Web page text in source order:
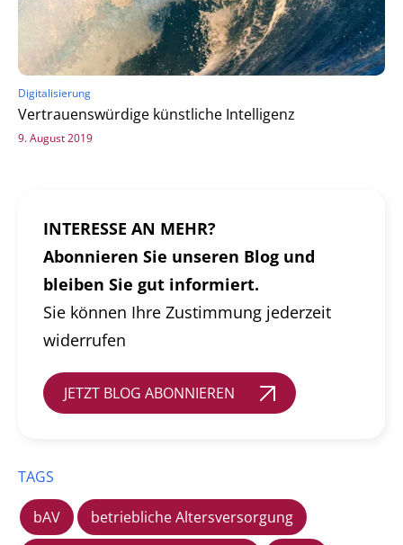
Digitalisierung
Vertrauenswürdige künstliche Intelligenz
9. August 2019
INTERESSE AN MEHR?
Abonnieren Sie unseren Blog und
bleiben Sie gut informiert.
Sie können Ihre Zustimmung jederzeit
widerrufen
JETZT BLOG ABONNIEREN
TAGS
bAV
betriebliche Altersversorgung